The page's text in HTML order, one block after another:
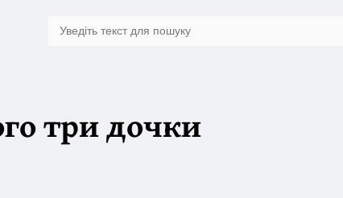
три дочки